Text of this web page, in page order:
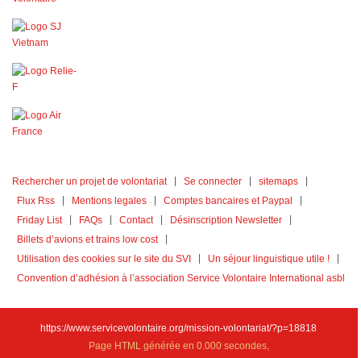
Rechercher un projet de volontariat Se connecter
sitemaps
Flux Rss
Mentions legales
Comptes bancaires et Paypal
Friday List
FAQs Contact
Désinscription Newsletter
Billets d’avions et trains low cost
Utilisation des cookies sur le site du SVI
Un séjour linguistique utile !
Convention d’adhésion à l’association Service Volontaire International asbl
https://www.servicevolontaire.org/mission-volontariat/?p=18818
Page HTML générée en 0.000 secondes,